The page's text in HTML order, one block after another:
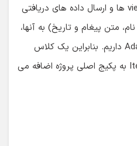
در مرحله بعد برای مدیریت view ها و ارسال داده های دریافتی
متن پیغام و تاریخ) به آنها،
نیاز به ساخت یک کلاس Adapter داریم. بنابراین یک کلاس
دیگر با نام دلخواه ItemAdapter به پکیج اصلی پروژه اضافه می